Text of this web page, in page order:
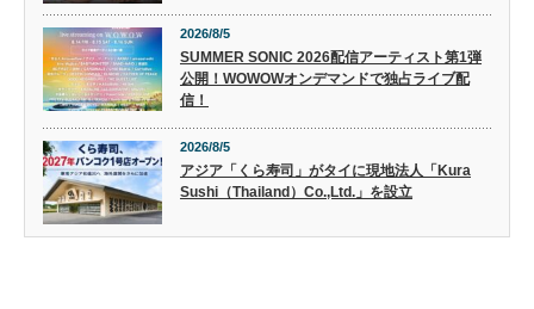
2026/8/5
SUMMER SONIC 2026配信アーティスト第1弾
公開！WOWOWオンデマンドで独占ライブ配
信！
2026/8/5
アジア「くら寿司」がタイに現地法人「Kura
Sushi（Thailand）Co.,Ltd.」を設立